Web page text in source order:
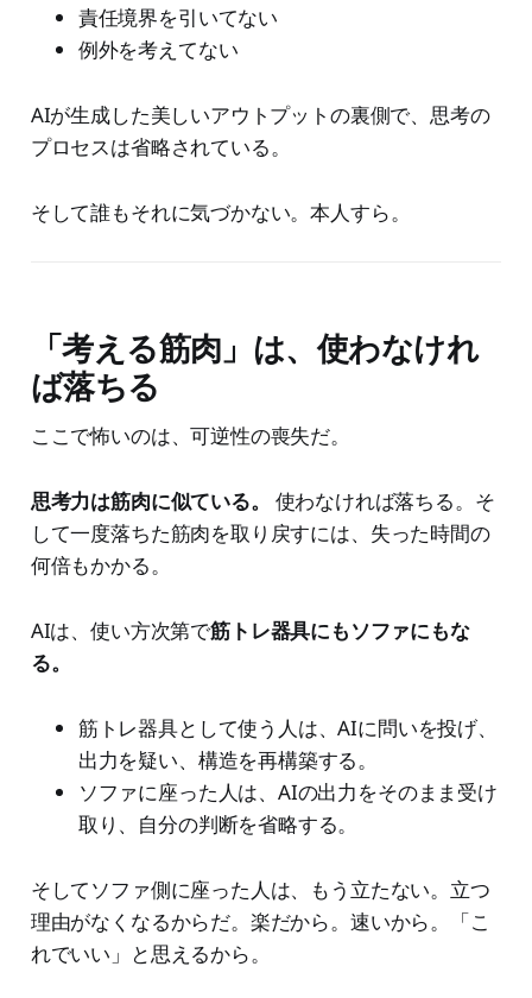
責任境界を引いてない
例外を考えてない
AIが生成した美しいアウトプットの裏側で、思考の
プロセスは省略されている。
そして誰もそれに気づかない。本人すら。
「考える筋肉」は、使わなけれ
ば落ちる
ここで怖いのは、可逆性の喪失だ。
思考力は筋肉に似ている。
使わなければ落ちる。そ
して一度落ちた筋肉を取り戻すには、失った時間の
何倍もかかる。
AIは、使い方次第で筋トレ器具にもソファにもな
る。
筋トレ器具として使う人は、AIに問いを投げ、
出力を疑い、構造を再構築する。
ソファに座った人は、AIの出力をそのまま受け
取り、自分の判断を省略する。
そしてソファ側に座った人は、もう立たない。立つ
理由がなくなるからだ。楽だから。速いから。「こ
れでいい」と思えるから。